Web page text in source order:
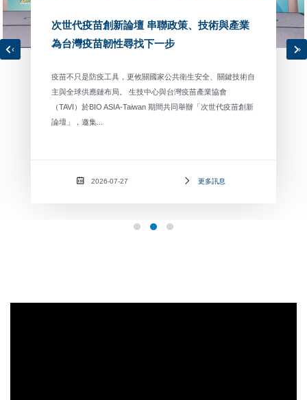
次世代疫苗創新論壇 串聯政策、技術與產業
為台灣疫苗韌性尋找下一步
疫苗不只是防疫工具，更攸關國家公共衛生安全、關鍵技術自
主與全球供應鏈布局。 生技中心與台灣疫苗產業協會
（TAVI）於BIO ASIA-Taiwan 期間共同舉辦「次世代疫苗創新
論壇」，邀集...
2026-07-27 更多訊息
‹ ›